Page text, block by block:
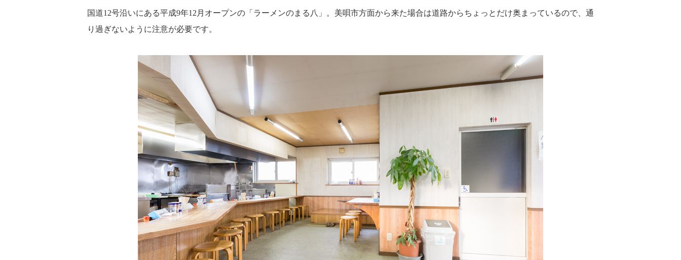
国道12号沿いにある平成9年12月オープンの「ラーメンのまる八」。美唄市方面から来た場合は道路からちょっとだけ奥まっているので、通
り過ぎないように注意が必要です。